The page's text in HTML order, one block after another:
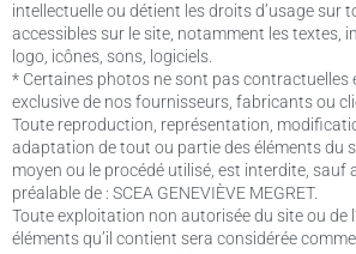
intellectuelle ou détient les droits d’usage sur
accessibles sur le site, notamment les textes,
logo, icônes, sons, logiciels.
* Certaines photos ne sont pas contractuelles
exclusive de nos fournisseurs, fabricants ou
Toute reproduction, représentation,
adaptation de tout ou partie des éléments du
moyen ou le procédé utilisé, est interdite,
préalable de : SCEA GENEVIÈVE MEGRET.
Toute exploitation non autorisée du site ou de
éléments qu’il contient sera considérée